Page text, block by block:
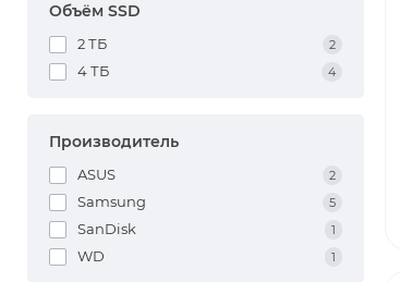
Объём SSD
2 ТБ 2
4 ТБ 4
Производитель
ASUS 2
Samsung 5
SanDisk 1
WD 1